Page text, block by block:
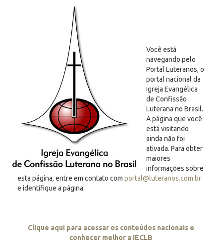
Você está
navegando pelo
Portal Luteranos, o
portal nacional da
Igreja Evangélica
de Confissão
Luterana no Brasil.
A página que você
está visitando
ainda não foi
ativada. Para obter
maiores
informações sobre
esta página, entre em contato com portal@luteranos.com.br
e identifique a página.
Clique aqui para acessar os conteúdos nacionais e
conhecer melhor a IECLB